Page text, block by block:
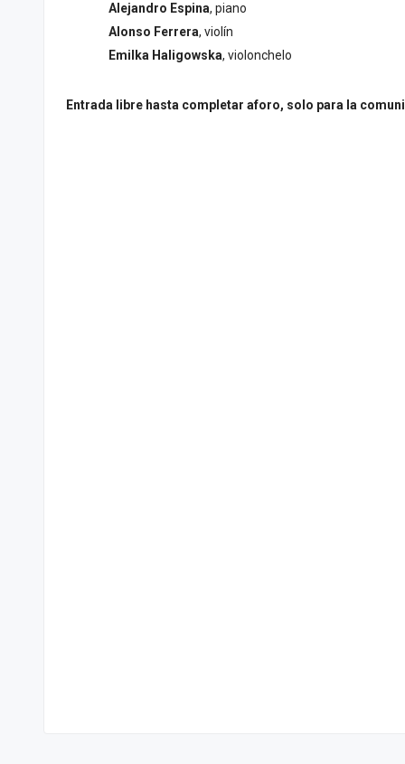
Alejandro Espina, piano
Alonso Ferrera, violín
Emilka Haligowska, violonchelo
Entrada libre hasta completar aforo, solo para la